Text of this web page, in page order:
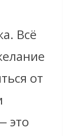
Всё
от
это